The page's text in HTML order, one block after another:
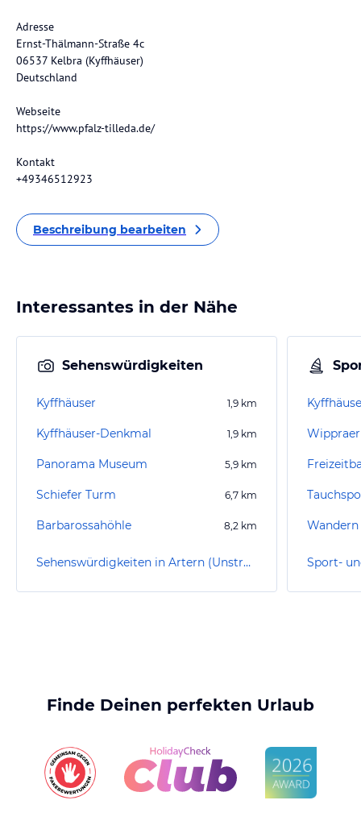
Adresse
Ernst-Thälmann-Straße 4c
06537 Kelbra (Kyffhäuser)
Deutschland
Webseite
https://www.pfalz-tilleda.de/
Kontakt
+49346512923
Beschreibung bearbeiten
Interessantes in der Nähe
Sehenswürdigkeiten
Kyffhäuser 1,9 km
Kyffhäuser-Denkmal 1,9 km
Panorama Museum 5,9 km
Schiefer Turm 6,7 km
Barbarossahöhle 8,2 km
Sehenswürdigkeiten in Artern (Unstrut)
Wandern
Finde Deinen perfekten Urlaub